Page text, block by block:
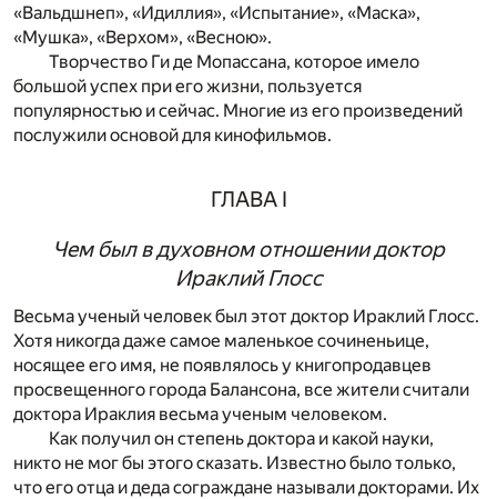
«Вальдшнеп», «Идиллия», «Испытание», «Маска»,
«Мушка», «Верхом», «Весною».
Творчество Ги де Мопассана, которое имело
большой успех при его жизни, пользуется
популярностью и сейчас. Многие из его произведений
послужили основой для кинофильмов.
ГЛАВА I
Чем был в духовном отношении доктор
Ираклий Глосс
Весьма ученый человек был этот доктор Ираклий Глосс.
Хотя никогда даже самое маленькое сочиненьице,
носящее его имя, не появлялось у книгопродавцев
просвещенного города Балансона, все жители считали
доктора Ираклия весьма ученым человеком.
Как получил он степень доктора и какой науки,
никто не мог бы этого сказать. Известно было только,
что его отца и деда сограждане называли докторами. Их